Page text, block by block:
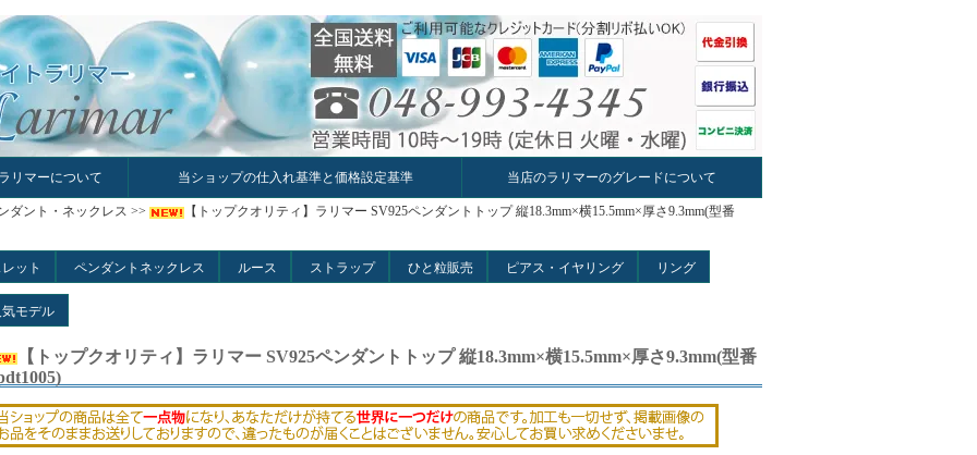
リマーについて 当ショップの仕入れ基準と価格設定基準 当店のラリマーのグレードについて
ダント・ネックレス >> 【トップクオリティ】ラリマー SV925ペンダントトップ 縦18.3mm×横15.5mm×厚さ9.3mm(型番
ット ペンダントネックレス ルース ストラップ ひと粒販売 ピアス・イヤリング リング
モデル
【トップクオリティ】ラリマー SV925ペンダントトップ 縦18.3mm×横15.5mm×厚さ9.3mm(型番